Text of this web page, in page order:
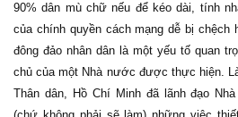
90% dân mù chữ nếu để kéo dài, tính
của chính quyền cách mạng dễ bị chệch
đông đảo nhân dân là một yếu tố quan
chủ của một Nhà nước được thực hiện.
Thân dân, Hồ Chí Minh đã lãnh đạo